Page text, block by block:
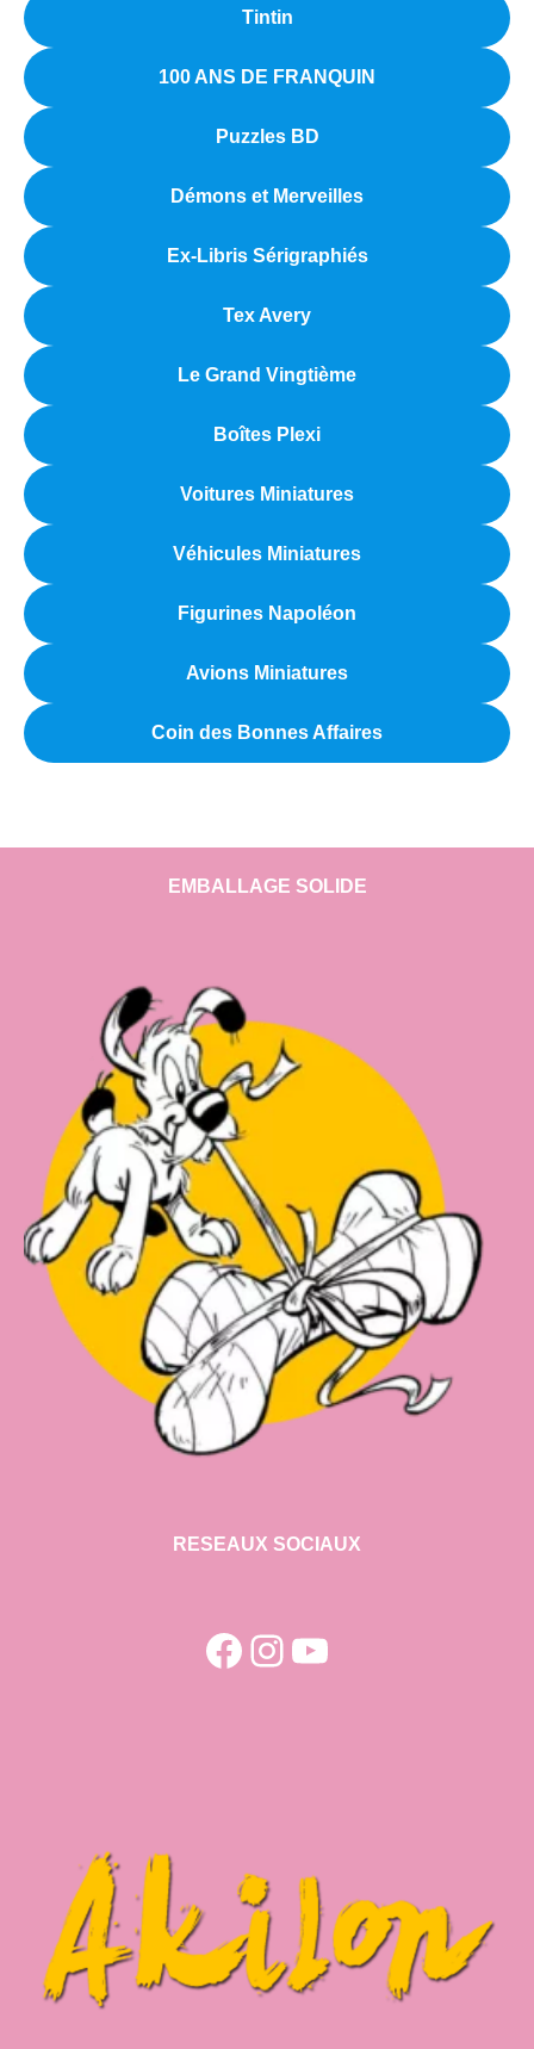
Tintin
100 ANS DE FRANQUIN
Puzzles BD
Démons et Merveilles
Ex-Libris Sérigraphiés
Tex Avery
Le Grand Vingtième
Boîtes Plexi
Voitures Miniatures
Véhicules Miniatures
Figurines Napoléon
Avions Miniatures
Coin des Bonnes Affaires
EMBALLAGE SOLIDE
RESEAUX SOCIAUX
Facebook
Instagram
YouTube